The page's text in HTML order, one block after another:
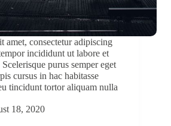
amet, consectetur adipiscing
incididunt ut labore et
purus semper eget
cursus in hac habitasse
tincidunt tortor aliquam nulla
18, 2020